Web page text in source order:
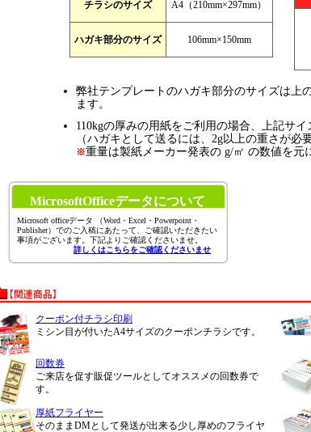
チラシのサイズ A4（210mm×297mm）
ハガキ部分のサイズ 106mm×150mm
弊社テンプレートのハガキ部分のサイズは上
ます。
110kgの厚みの用紙をご利用の場合、上記サイ
（ハガキとして送るには、2g以上の重さが必
※重量は製紙メーカー発表の g/㎡ の数値を元
MicrosoftOfficeデータについて
Microsoft officeデータ （Word・Excel・Powerpoint・
Publisher）でのご入稿にあたって、ご確認いただきたい
事項がございます。下記よりご確認くださいませ。
詳しくはこちらをご確認くださいませ
クーポン付チラシ印刷
ミシン目が付いたA4サイズのクーポンチラシです。
回数券
ご来店を促す販促ツールとしてオススメの回数券で
す。
厚紙フライヤー
そのままDMとして発送が出来る少し厚めのフライヤ